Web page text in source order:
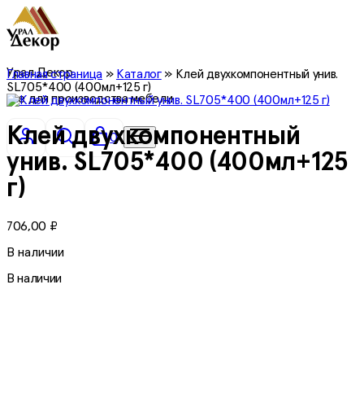
Урал Декор
все для производства мебели
0
Главная страница» Каталог» Клей двухкомпонентный унив.
SL705*400 (400мл+125 г)
Клей двухкомпонентный
унив. SL705*400 (400мл+125
г)
706,00 ₽
В наличии
В наличии